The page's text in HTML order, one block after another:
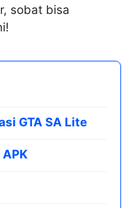
sobat bisa
GTA SA Lite
APK